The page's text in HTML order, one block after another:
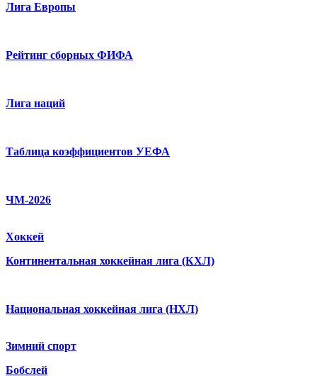
Лига Европы
Рейтинг сборных ФИФА
Лига наций
Таблица коэффициентов УЕФА
ЧМ-2026
Хоккей
Континентальная хоккейная лига (КХЛ)
Национальная хоккейная лига (НХЛ)
Зимний спорт
Бобслей